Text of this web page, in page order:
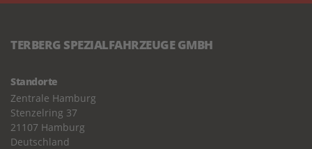
TERBERG SPEZIALFAHRZEUGE GMBH
Standorte
Zentrale Hamburg
Stenzelring 37
21107 Hamburg
Deutschland